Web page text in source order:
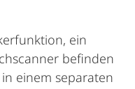
ein
befinden
einem separaten